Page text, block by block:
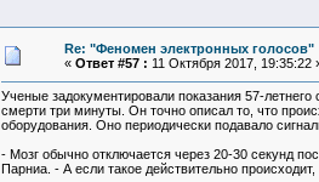
Re: "Феномен электронных голосов"
« Ответ #57 : 11 Октября 2017, 19:35:22
Ученые задокументировали показания 57-
смерти три минуты. Он точно описал то, что
оборудования. Оно периодически подавало
- Мозг обычно отключается через 20-30 секунд
Парниа. - А если такое действительно